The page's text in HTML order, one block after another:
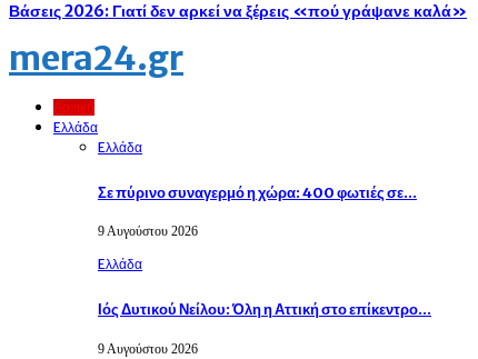
Βάσεις 2026: Γιατί δεν αρκεί να ξέρεις «πού γράψανε καλά»
mera24.gr
Αρχική
Eλλάδα
Eλλάδα
Σε πύρινο συναγερμό η χώρα: 400 φωτιές σε…
9 Αυγούστου 2026
Eλλάδα
Ιός Δυτικού Νείλου: Όλη η Αττική στο επίκεντρο…
9 Αυγούστου 2026